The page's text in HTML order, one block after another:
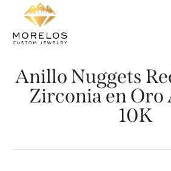
Anillo Nuggets
Zirconia en
10K